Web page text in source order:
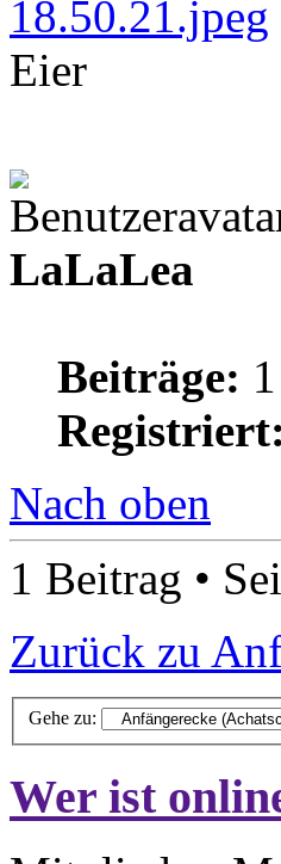
Eier
LaLaLea
Beiträge: 1
Registriert:
Nach oben
1 Beitrag •
Zurück zu
Gehe zu:
Wer ist